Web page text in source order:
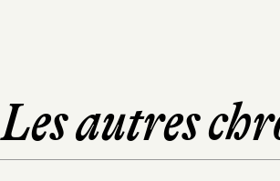
Les autres